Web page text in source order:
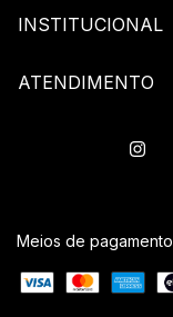
INSTITUCIONAL
ATENDIMENTO
Meios de pagamento